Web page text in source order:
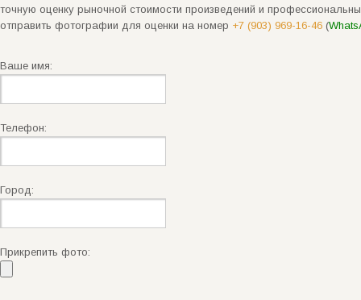
точную оценку рыночной стоимости произведений и
отправить фотографии для оценки на номер +7 (903) 969-16-46 (
Ваше имя:
Телефон:
Город:
Прикрепить фото: